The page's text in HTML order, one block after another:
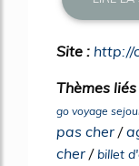
Site : http://
Thèmes liés
go voyage
pas cher /
cher / billet